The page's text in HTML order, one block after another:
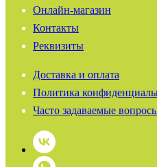
Онлайн-магазин
Контакты
Реквизиты
Доставка и оплата
Политика
Часто задаваемые